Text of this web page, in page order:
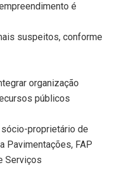
é
suspeitos, conforme
organização
públicos
proprietário de
Pavimentações, FAP
Serviços